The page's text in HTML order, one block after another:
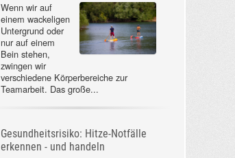
Wenn wir auf
einem wackeligen
Untergrund oder
nur auf einem
Bein stehen,
zwingen wir
verschiedene Körperbereiche zur
Teamarbeit. Das große...
Gesundheitsrisiko: Hitze-Notfälle
erkennen - und handeln